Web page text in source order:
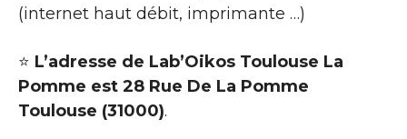
(internet haut débit, imprimante …)
⭐ L’adresse de Lab’Oikos Toulouse La
Pomme est 28 Rue De La Pomme
Toulouse (31000).